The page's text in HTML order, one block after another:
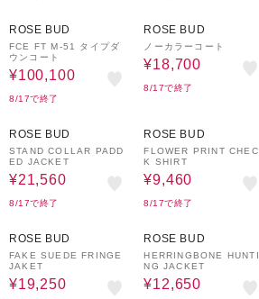
ROSE BUD
FCE FT M-51 タイプダ
ウンコート
¥100,100
8/17で終了
ROSE BUD
ノーカラーコート
¥18,700
8/17で終了
ROSE BUD
STAND COLLAR PADD
ED JACKET
¥21,560
8/17で終了
ROSE BUD
FLOWER PRINT CHEC
K SHIRT
¥9,460
8/17で終了
ROSE BUD
FAKE SUEDE FRINGE
JAKET
¥19,250
ROSE BUD
HERRINGBONE HUNTI
NG JACKET
¥12,650